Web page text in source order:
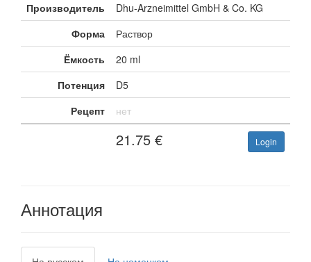
Производитель
Dhu-Arzneimittel GmbH & Co. KG
Форма
Раствор
Ёмкость
20 ml
Потенция
D5
Рецепт
нет
21.75 € Login
Аннотация